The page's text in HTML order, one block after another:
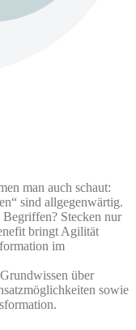
man auch schaut:
sind allgegenwärtig.
Stecken nur
bringt Agilität
im
über
sowie